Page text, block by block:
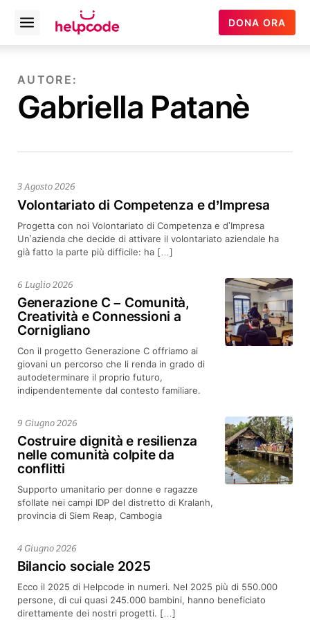
contenuto
Helpcode
Italia
Open
menu
DONA ORA
AUTORE:
Gabriella Patanè
Volontariato di Competenza e d’Impresa
3 Agosto 2026
Progetta con noi Volontariato di Competenza e d’Impresa
Un’azienda che decide di attivare il volontariato aziendale ha
già fatto la parte più difficile: ha […]
Generazione C – Comunità,
Creatività e Connessioni a
Cornigliano
6 Luglio 2026
Con il progetto Generazione C offriamo ai
giovani un percorso che li renda in grado di
autodeterminare il proprio futuro,
indipendentemente dal contesto familiare.
Costruire dignità e resilienza
nelle comunità colpite da
conflitti
9 Giugno 2026
Supporto umanitario per donne e ragazze
sfollate nei campi IDP del distretto di Kralanh,
provincia di Siem Reap, Cambogia
Bilancio sociale 2025
4 Giugno 2026
Ecco il 2025 di Helpcode in numeri. Nel 2025 più di 550.000
persone, di cui quasi 245.000 bambini, hanno beneficiato
direttamente dei nostri progetti. […]